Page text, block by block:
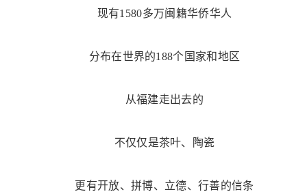
现有1580多万闽籍华侨华人
分布在世界的188个国家和地区
从福建走出去的
不仅仅是茶叶、陶瓷
更有开放、拼博、立德、行善的信条